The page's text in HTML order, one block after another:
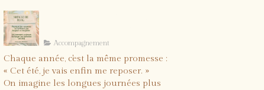
cet été ?
Accompagnement
Chaque année, c'est la même promesse :
« Cet été, je vais enfin me reposer. »
On imagine les longues journées plus